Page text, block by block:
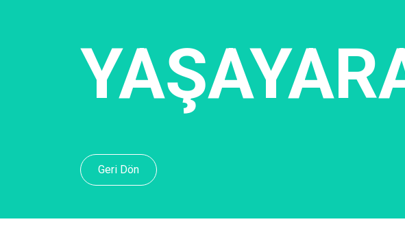
Geri Dön